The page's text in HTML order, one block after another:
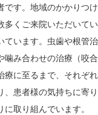
です。地域のかかりつけ
多くご来院いただいてい
ています。虫歯や根管治
噛み合わせの治療（咬合
療に至るまで、それぞれ
患者様の気持ちに寄り
取り組んでいます。